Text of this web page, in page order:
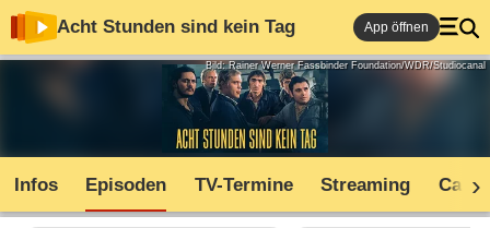
Acht Stunden sind kein Tag App öffnen
Bild: Rainer Werner Fassbinder Foundation/WDR/Studiocanal
Infos Episoden TV-Termine Streaming Cast